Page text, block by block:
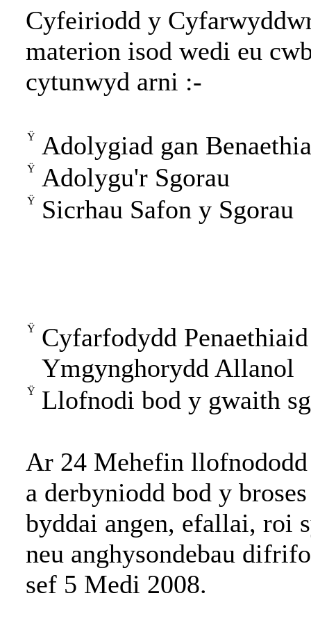
Cyfeiriodd y
materion isod wedi eu
cytunwyd arni :-
Ÿ Adolygiad gan
Ÿ Adolygu'r Sgorau
Ÿ Sicrhau Safon y Sgorau
Ÿ
Cyfarfodydd
Ymgynghorydd Allanol
Ÿ Llofnodi bod y gwaith
Ar 24 Mehefin
a derbyniodd bod y
byddai angen, efallai, roi
neu anghysondebau
sef 5 Medi 2008.